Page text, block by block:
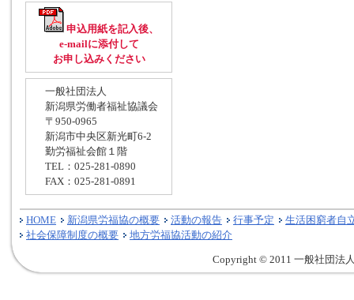
申込用紙を記入後、
e-mailに添付して
お申し込みください
一般社団法人
新潟県労働者福祉協議会
〒950-0965
新潟市中央区新光町6-2
勤労福祉会館１階
TEL：025-281-0890
FAX：025-281-0891
HOME 新潟県労福協の概要 活動の報告 行事予定
生活困窮者自
社会保障制度の概要
地方労福協活動の紹介
Copyright © 2011 一般社団法